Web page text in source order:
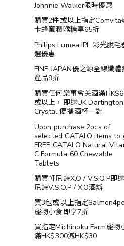
Johnnie Walker限時優惠
購買2件或以上指定Comvita
卡蜂蜜潤喉糖享65折
Philips Lumea IPL 彩光脫毛
選優惠
FINE JAPAN優之源全線纖體
產品9折
購買任何樂事會美酒滿
或以上，即送UK Dartington
Crystal 便攜酒杯一對
Upon purchase 2pcs of
selected CATALO items to
FREE CATALO Natural
C Formula 60 Chewable
Tablets
購買軒尼詩X.O / V.S.O.P即
尼詩V.S.O.P / X.O酒辦
買3包或以上指定
寵物小食即享7折
買指定Michinoku Farm寵物
滿HK$300減HK$30